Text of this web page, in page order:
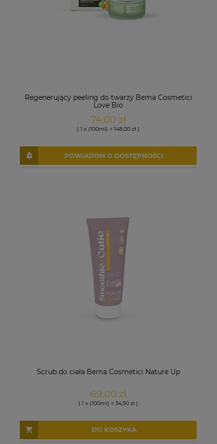
Regenerujący peeling do twarzy Bema Cosmetici
Love Bio
74,00 zł
( 1 x (100ml) = 148,00 zł )
POWIADOM O DOSTĘPNOŚCI
Scrub do ciała Bema Cosmetici Nature Up
69,00 zł
( 1 x (100ml) = 34,50 zł )
DO KOSZYKA